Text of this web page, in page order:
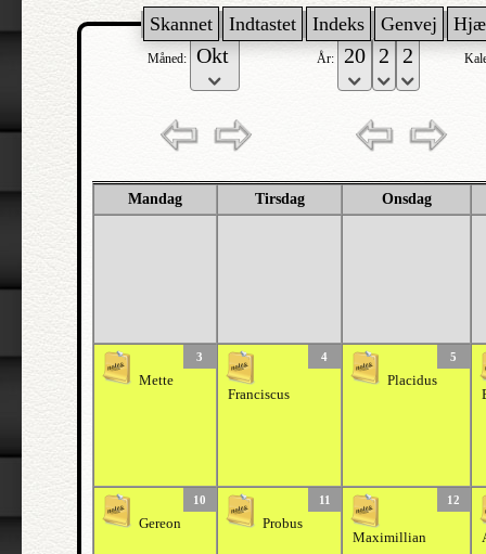
Skannet Indtastet Indeks Genvej
Måned: År:
Mandag Tirsdag Onsdag
3
Mette
4
Franciscus
5
Placidus
10
Gereon
11
Probus
12
Maximillian